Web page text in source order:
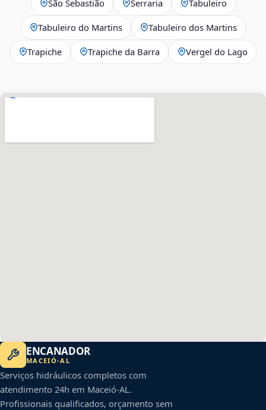
São Sebastião Serraria Tabuleiro
Tabuleiro do Martins Tabuleiro dos Martins
Trapiche Trapiche da Barra Vergel do Lago
ENCANADOR
MACEIÓ-AL
Serviços hidráulicos completos com
atendimento 24h em Maceió-AL.
Profissionais qualificados, orçamento sem